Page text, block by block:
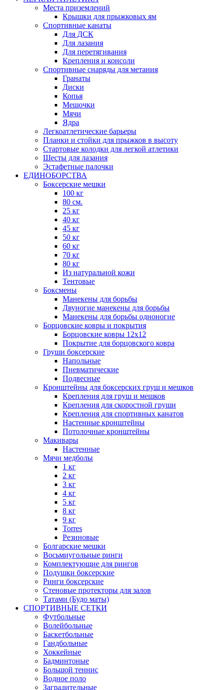
Места приземлений
Крышки для прыжковых ям
Спортивные канаты
Для ДСК
Для лазания
Для перетягивания
Крепления и консоли
Спортивные снаряды для метания
Гранаты
Диски
Копья
Мешочки
Мячи
Ядра
Легкоатлетические барьеры
Планки и стойки для прыжков в высоту
Стартовые колодки для легкой атлетики
Шесты для лазания
Эстафетные палочки
ЕДИНОБОРСТВА
Боксерские мешки
100 кг
80 см.
25 кг
40 кг
45 кг
50 кг
60 кг
70 кг
80 кг
Из натуральной кожи
Тентовые
Боксмены
Манекены для борьбы
Двуногие манекены для борьбы
Манекены для борьбы одноногие
Борцовские ковры и покрытия
Борцовские ковры 12х12
Покрытие для борцовского ковра
Груши боксерские
Напольные
Пневматические
Подвесные
Кронштейны для боксерских груш и мешков
Крепления для груш и мешков
Крепления для скоростной груши
Крепления для спортивных канатов
Настенные кронштейны
Потолочные кронштейны
Макивары
Настенные
Мячи медболы
1 кг
2 кг
3 кг
4 кг
5 кг
8 кг
9 кг
Torres
Резиновые
Болгарские мешки
Восьмиугольные ринги
Комплектующие для рингов
Подушки боксерские
Ринги боксерские
Стеновые протекторы для залов
Татами (Будо маты)
СПОРТИВНЫЕ СЕТКИ
Футбольные
Волейбольные
Баскетбольные
Гандбольные
Хоккейные
Бадминтоные
Большой теннис
Водное поло
Заградительные